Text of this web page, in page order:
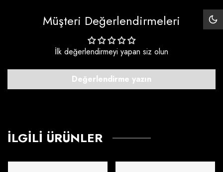
Müşteri Değerlendirmeleri
İlk değerlendirmeyi yapan siz olun
Değerlendirme yazın
İLGILI ÜRÜNLER